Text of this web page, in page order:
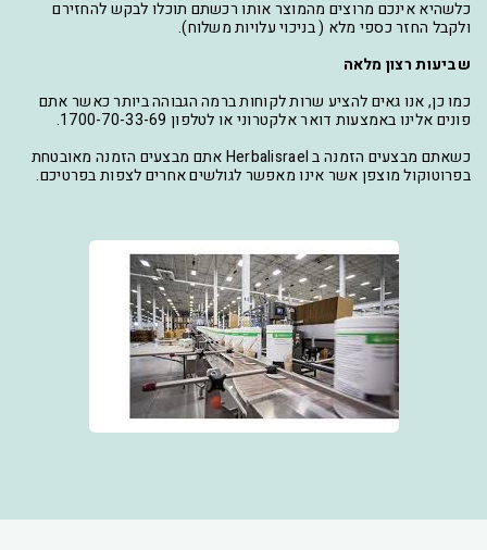
כלשהיא אינכם מרוצים מהמוצר אותו רכשתם תוכלו לבקש להחזירם
ולקבל החזר כספי מלא ( בניכוי עלויות משלוח).
שביעות רצון מלאה
כמו כן, אנו גאים להציע שרות לקוחות ברמה הגבוהה ביותר כאשר אתם
פונים אלינו באמצעות דואר אלקטרוני או לטלפון 1700-70-33-69.
כשאתם מבצעים הזמנה ב Herbalisrael אתם מבצעים הזמנה מאובטחת
בפרוטוקול מוצפן אשר אינו מאפשר לגולשים אחרים לצפות בפרטיכם.